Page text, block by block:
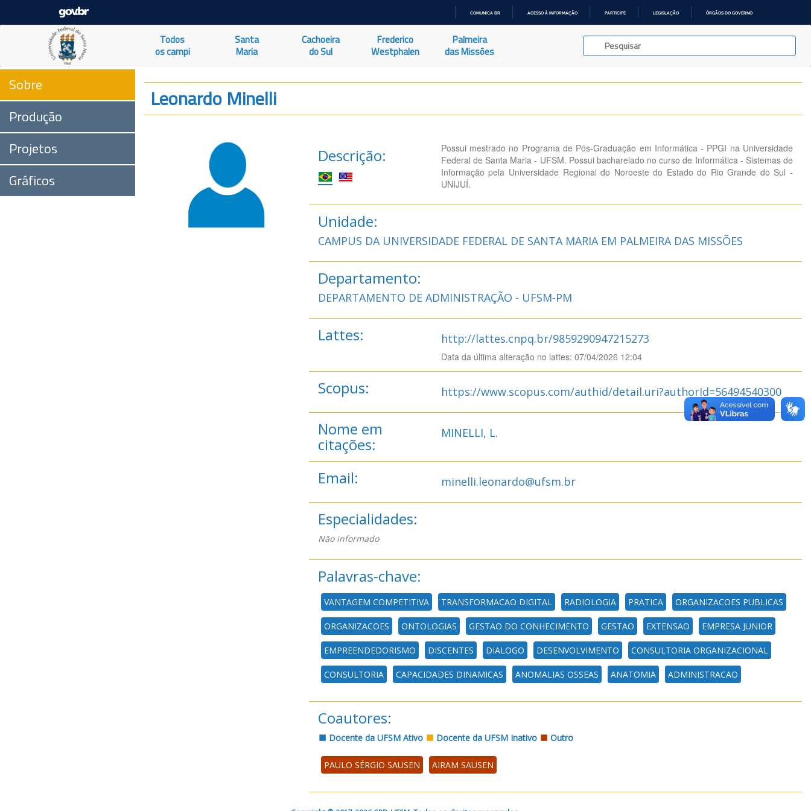
O
COMUNICA BR ACESSO À INFORMAÇÃO PARTICIPE LEGISLAÇÃO ÓRGÃOS DO GOVERNO
Todos
os campi
Santa
Maria
Cachoeira
do Sul
Frederico
Westphalen
Palmeira
das Missões
Sobre
Produção
Projetos
Gráficos
Leonardo Minelli
Descrição:
Possui mestrado no Programa de Pós-Graduação em Informática - PPGI na Universidade
Federal de Santa Maria - UFSM. Possui bacharelado no curso de Informática - Sistemas de
Informação pela Universidade Regional do Noroeste do Estado do Rio Grande do Sul -
UNIJUÍ.
Unidade:
CAMPUS DA UNIVERSIDADE FEDERAL DE SANTA MARIA EM PALMEIRA DAS MISSÕES
Departamento:
DEPARTAMENTO DE ADMINISTRAÇÃO - UFSM-PM
Lattes: http://lattes.cnpq.br/9859290947215273
Data da última alteração no lattes: 07/04/2026 12:04
Scopus: https://www.scopus.com/authid/detail.uri?authorId=56494540300
Nome em
citações:
MINELLI, L.
Email: minelli.leonardo@ufsm.br
Especialidades:
Não informado
Palavras-chave:
VANTAGEM COMPETITIVA TRANSFORMACAO DIGITAL RADIOLOGIA PRATICA ORGANIZACOES PUBLICAS
ORGANIZACOES ONTOLOGIAS GESTAO DO CONHECIMENTO GESTAO EXTENSAO EMPRESA JUNIOR
EMPREENDEDORISMO DISCENTES DIALOGO DESENVOLVIMENTO CONSULTORIA ORGANIZACIONAL
CONSULTORIA CAPACIDADES DINAMICAS ANOMALIAS OSSEAS ANATOMIA ADMINISTRACAO
Coautores:
Docente da UFSM Ativo Docente da UFSM Inativo Outro
PAULO SÉRGIO SAUSEN AIRAM SAUSEN